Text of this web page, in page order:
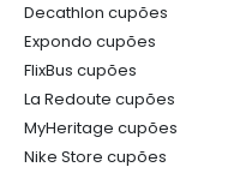
Decathlon cupões
Expondo cupões
FlixBus cupões
La Redoute cupões
MyHeritage cupões
Nike Store cupões